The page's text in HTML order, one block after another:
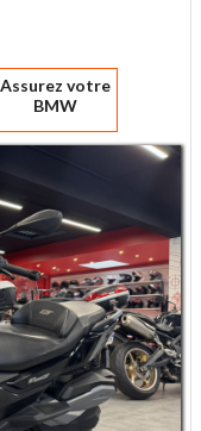
Assurez votre
BMW